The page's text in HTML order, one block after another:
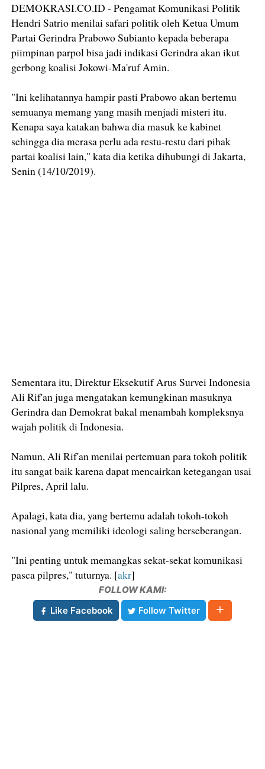
DEMOKRASI.CO.ID - Pengamat Komunikasi Politik
Hendri Satrio menilai safari politik oleh Ketua Umum
Partai Gerindra Prabowo Subianto kepada beberapa
piimpinan parpol bisa jadi indikasi Gerindra akan ikut
gerbong koalisi Jokowi-Ma'ruf Amin.
"Ini kelihatannya hampir pasti Prabowo akan bertemu
semuanya memang yang masih menjadi misteri itu.
Kenapa saya katakan bahwa dia masuk ke kabinet
sehingga dia merasa perlu ada restu-restu dari pihak
partai koalisi lain," kata dia ketika dihubungi di Jakarta,
Senin (14/10/2019).
Sementara itu, Direktur Eksekutif Arus Survei Indonesia
Ali Rif'an juga mengatakan kemungkinan masuknya
Gerindra dan Demokrat bakal menambah kompleksnya
wajah politik di Indonesia.
Namun, Ali Rif'an menilai pertemuan para tokoh politik
itu sangat baik karena dapat mencairkan ketegangan usai
Pilpres, April lalu.
Apalagi, kata dia, yang bertemu adalah tokoh-tokoh
nasional yang memiliki ideologi saling berseberangan.
"Ini penting untuk memangkas sekat-sekat komunikasi
pasca pilpres," tuturnya. [akr]
FOLLOW KAMI:
Like Facebook
Follow Twitter